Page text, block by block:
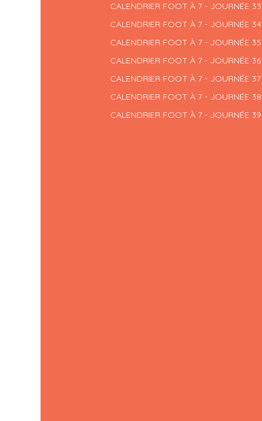
CALENDRIER FOOT À 7 - JOURNÉE 33
CALENDRIER FOOT À 7 - JOURNÉE 34
CALENDRIER FOOT À 7 - JOURNÉE 35
CALENDRIER FOOT À 7 - JOURNÉE 36
CALENDRIER FOOT À 7 - JOURNÉE 37
CALENDRIER FOOT À 7 - JOURNÉE 38
CALENDRIER FOOT À 7 - JOURNÉE 39